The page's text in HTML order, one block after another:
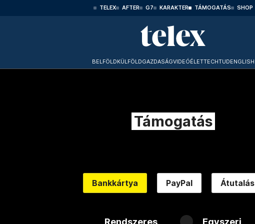
TELEX AFTER G7 KARAKTER TÁMOGATÁS SHOP
BELFÖLDKÜLFÖLDGAZDASÁGVIDEÓÉLETTECHTUDENGLISH
Támogatás
Bankkártya PayPal Átutalás
Rendszeres Egyszeri